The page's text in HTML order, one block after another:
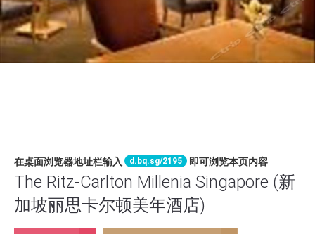
在桌面浏览器地址栏输入 d.bq.sg/2195 即可浏览本页内容
The Ritz-Carlton Millenia Singapore (新
加坡丽思卡尔顿美年酒店)